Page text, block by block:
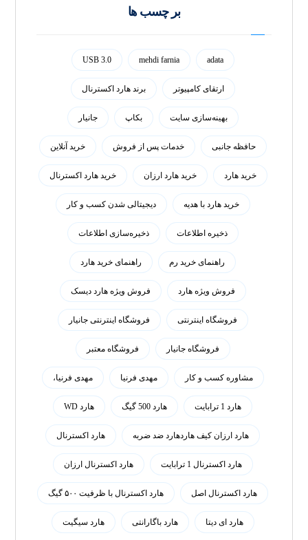
بر چسب ها
adata
mehdi farnia
USB 3.0
ارتقای کامپیوتر برند هارد اکسترنال
بهینه‌سازی سایت بکاپ جانیار
حافظه جانبی خدمات پس از فروش خرید آنلاین
خرید هارد خرید هارد ارزان خرید هارد اکسترنال
خرید هارد با هدیه دیجیتالی شدن کسب و کار
ذخیره اطلاعات ذخیره‌سازی اطلاعات
راهنمای خرید رم راهنمای خرید هارد
فروش ویژه هارد فروش ویژه هارد دیسک
فروشگاه اینترنتی فروشگاه اینترنتی جانیار
فروشگاه جانیار فروشگاه معتبر
مشاوره کسب و کار مهدی فرنیا مهدی فرنیا،
هارد 1 ترابایت هارد 500 گیگ هارد WD
هارد ارزان کیف هاردهارد ضد ضربه هارد اکسترنال
هارد اکسترنال 1 ترابایت هارد اکسترنال ارزان
هارد اکسترنال اصل هارد اکسترنال با ظرفیت ۵۰۰ گیگ
هارد ای دیتا هارد باگارانتی هارد سیگیت